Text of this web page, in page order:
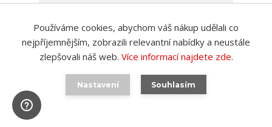
- 33 %
Používáme cookies, abychom váš nákup udělali co
nejpříjemnějším, zobrazili relevantní nabídky a neustále
zlepšovali náš web. Více informací najdete zde.
Nastavení Souhlasím